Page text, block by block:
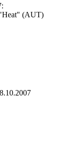
(AUT)